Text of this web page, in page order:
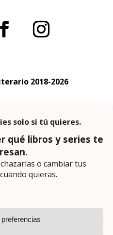
2018-2026
de Amazon obtengo
adscritas que